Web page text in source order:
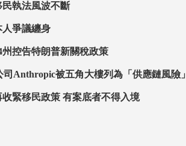
民執法風波不斷
人爭議纏身
州控告特朗普新關稅政策
Anthropic被五角大樓列為「供應鏈風險」
收緊移民政策 有案底者不得入境